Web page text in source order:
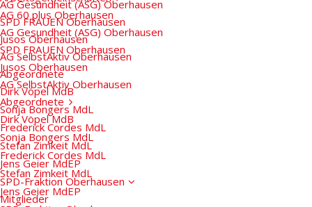
AG Gesundheit (ASG) Oberhausen
SPD FRAUEN Oberhausen
Jusos Oberhausen
AG SelbstAktiv Oberhausen
Abgeordnete
Dirk Vöpel MdB
Sonja Bongers MdL
Frederick Cordes MdL
Stefan Zimkeit MdL
Jens Geier MdEP
SPD-Fraktion Oberhausen
Mitglieder
AG 60 plus Oberhausen
AG Gesundheit (ASG) Oberhausen
SPD FRAUEN Oberhausen
Jusos Oberhausen
AG SelbstAktiv Oberhausen
Abgeordnete
Dirk Vöpel MdB
Sonja Bongers MdL
Frederick Cordes MdL
Stefan Zimkeit MdL
Jens Geier MdEP